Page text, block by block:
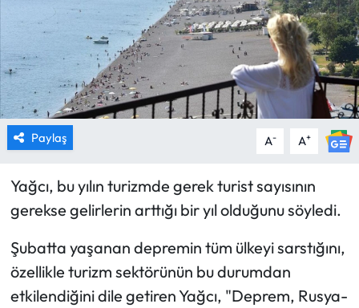
Paylaş A- A+
Yağcı, bu yılın turizmde gerek turist sayısının
gerekse gelirlerin arttığı bir yıl olduğunu söyledi.
Şubatta yaşanan depremin tüm ülkeyi sarstığını,
özellikle turizm sektörünün bu durumdan
etkilendiğini dile getiren Yağcı, "Deprem, Rusya-
TURİZM
YAŞAM
RESMİ İLANLAR
HABER İLAN